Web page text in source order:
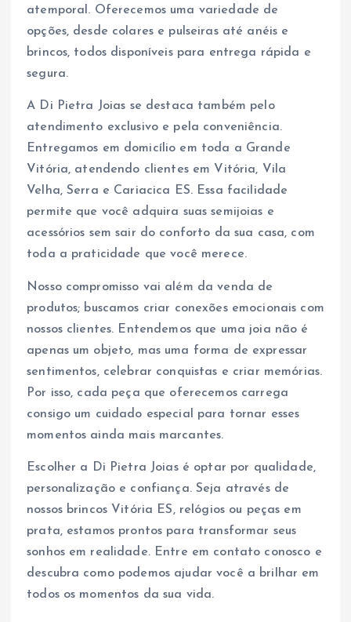
atemporal. Oferecemos uma variedade de
opções, desde colares e pulseiras até anéis e
brincos, todos disponíveis para entrega rápida e
segura.
A Di Pietra Joias se destaca também pelo
atendimento exclusivo e pela conveniência.
Entregamos em domicílio em toda a Grande
Vitória, atendendo clientes em Vitória, Vila
Velha, Serra e Cariacica ES. Essa facilidade
permite que você adquira suas semijoias e
acessórios sem sair do conforto da sua casa, com
toda a praticidade que você merece.
Nosso compromisso vai além da venda de
produtos; buscamos criar conexões emocionais com
nossos clientes. Entendemos que uma joia não é
apenas um objeto, mas uma forma de expressar
sentimentos, celebrar conquistas e criar memórias.
Por isso, cada peça que oferecemos carrega
consigo um cuidado especial para tornar esses
momentos ainda mais marcantes.
Escolher a Di Pietra Joias é optar por qualidade,
personalização e confiança. Seja através de
nossos brincos Vitória ES, relógios ou peças em
prata, estamos prontos para transformar seus
sonhos em realidade. Entre em contato conosco e
descubra como podemos ajudar você a brilhar em
todos os momentos da sua vida.